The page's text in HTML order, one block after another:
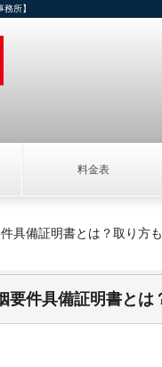
所】
料金表
具備証明書とは？取り方
要件具備証明書とは